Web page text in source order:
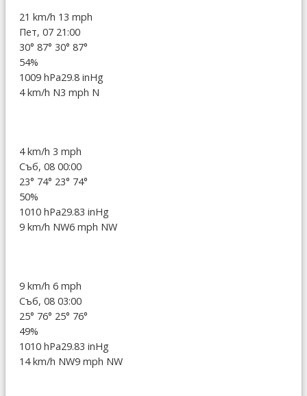
21 km/h 13 mph
Пет, 07 21:00
30° 87° 30° 87°
54%
1009 hPa29.8 inHg
4 km/h N3 mph N
4 km/h 3 mph
Съб, 08 00:00
23° 74° 23° 74°
50%
1010 hPa29.83 inHg
9 km/h NW6 mph NW
9 km/h 6 mph
Съб, 08 03:00
25° 76° 25° 76°
49%
1010 hPa29.83 inHg
14 km/h NW9 mph NW